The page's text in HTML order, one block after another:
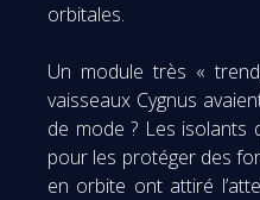
orbitales.
Un module très «
vaisseaux Cygnus
de mode ? Les isolants
pour les protéger des
en orbite ont attiré